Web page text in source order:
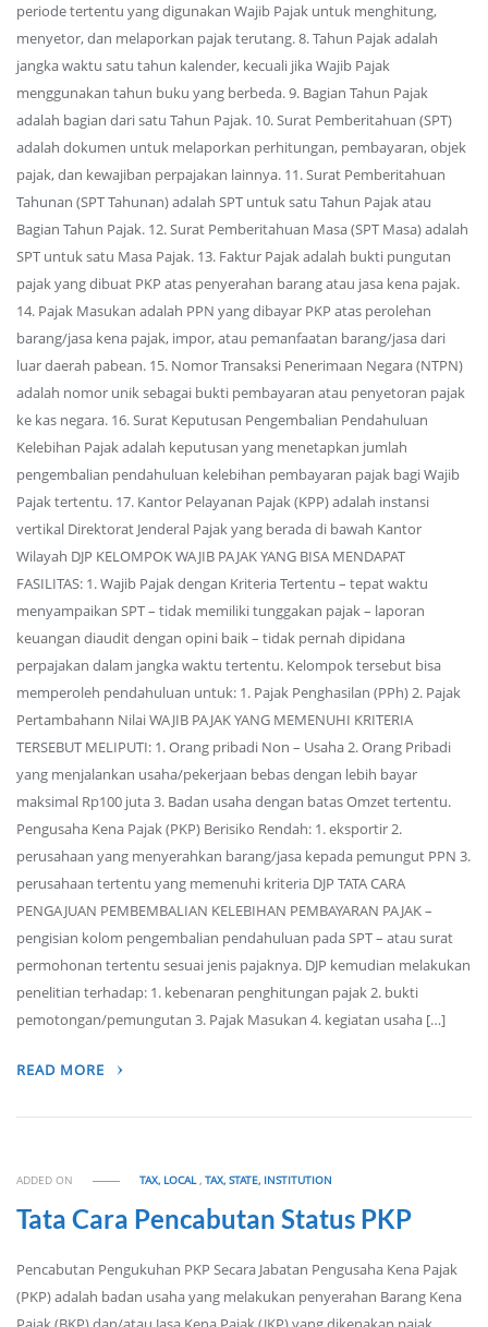
periode tertentu yang digunakan Wajib Pajak untuk menghitung,
menyetor, dan melaporkan pajak terutang. 8. Tahun Pajak adalah
jangka waktu satu tahun kalender, kecuali jika Wajib Pajak
menggunakan tahun buku yang berbeda. 9. Bagian Tahun Pajak
adalah bagian dari satu Tahun Pajak. 10. Surat Pemberitahuan (SPT)
adalah dokumen untuk melaporkan perhitungan, pembayaran, objek
pajak, dan kewajiban perpajakan lainnya. 11. Surat Pemberitahuan
Tahunan (SPT Tahunan) adalah SPT untuk satu Tahun Pajak atau
Bagian Tahun Pajak. 12. Surat Pemberitahuan Masa (SPT Masa) adalah
SPT untuk satu Masa Pajak. 13. Faktur Pajak adalah bukti pungutan
pajak yang dibuat PKP atas penyerahan barang atau jasa kena pajak.
14. Pajak Masukan adalah PPN yang dibayar PKP atas perolehan
barang/jasa kena pajak, impor, atau pemanfaatan barang/jasa dari
luar daerah pabean. 15. Nomor Transaksi Penerimaan Negara (NTPN)
adalah nomor unik sebagai bukti pembayaran atau penyetoran pajak
ke kas negara. 16. Surat Keputusan Pengembalian Pendahuluan
Kelebihan Pajak adalah keputusan yang menetapkan jumlah
pengembalian pendahuluan kelebihan pembayaran pajak bagi Wajib
Pajak tertentu. 17. Kantor Pelayanan Pajak (KPP) adalah instansi
vertikal Direktorat Jenderal Pajak yang berada di bawah Kantor
Wilayah DJP KELOMPOK WAJIB PAJAK YANG BISA MENDAPAT
FASILITAS: 1. Wajib Pajak dengan Kriteria Tertentu – tepat waktu
menyampaikan SPT – tidak memiliki tunggakan pajak – laporan
keuangan diaudit dengan opini baik – tidak pernah dipidana
perpajakan dalam jangka waktu tertentu. Kelompok tersebut bisa
memperoleh pendahuluan untuk: 1. Pajak Penghasilan (PPh) 2. Pajak
Pertambahann Nilai WAJIB PAJAK YANG MEMENUHI KRITERIA
TERSEBUT MELIPUTI: 1. Orang pribadi Non – Usaha 2. Orang Pribadi
yang menjalankan usaha/pekerjaan bebas dengan lebih bayar
maksimal Rp100 juta 3. Badan usaha dengan batas Omzet tertentu.
Pengusaha Kena Pajak (PKP) Berisiko Rendah: 1. eksportir 2.
perusahaan yang menyerahkan barang/jasa kepada pemungut PPN 3.
perusahaan tertentu yang memenuhi kriteria DJP TATA CARA
PENGAJUAN PEMBEMBALIAN KELEBIHAN PEMBAYARAN PAJAK –
pengisian kolom pengembalian pendahuluan pada SPT – atau surat
permohonan tertentu sesuai jenis pajaknya. DJP kemudian melakukan
penelitian terhadap: 1. kebenaran penghitungan pajak 2. bukti
pemotongan/pemungutan 3. Pajak Masukan 4. kegiatan usaha […]
READ MORE
ADDED ON TAX, LOCAL,TAX, STATE, INSTITUTION
Tata Cara Pencabutan Status PKP
Pencabutan Pengukuhan PKP Secara Jabatan Pengusaha Kena Pajak
(PKP) adalah badan usaha yang melakukan penyerahan Barang Kena